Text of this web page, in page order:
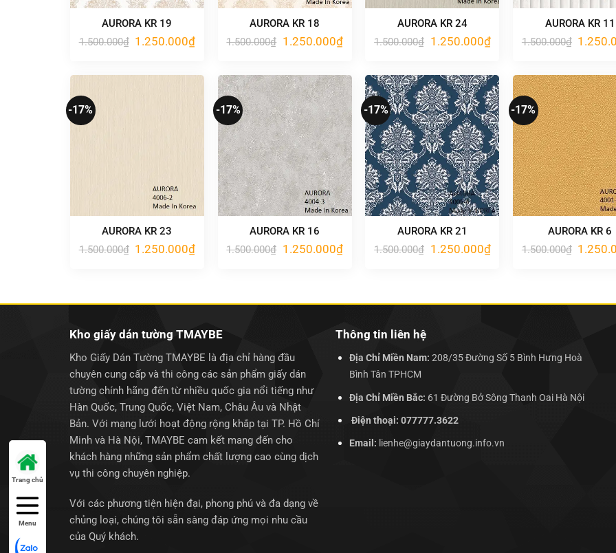
AURORA KR 19
1.500.000₫ Giá
1.250.000₫Giá
1.250.000₫.
AURORA KR 18
1.500.000₫ Giá
1.250.000₫Giá
hiện
1.250.000₫.
AURORA KR 24
1.500.000₫ Giá
1.250.000₫Giá
hiện
1.250.000₫.
AURORA KR 11
1.500.000₫ Giá
-17%
AURORA KR 23
1.500.000₫ Giá
1.250.000₫Giá
-17%
AURORA KR 16
1.500.000₫ Giá
1.250.000₫Giá
hiện
-17%
AURORA KR 21
1.500.000₫ Giá
1.250.000₫Giá
hiện
-17%
AURORA KR 6
1.500.000₫ Giá
Kho giấy dán tường TMAYBE
Kho Giấy Dán Tường TMAYBE là địa chỉ hàng đầu
chuyên cung cấp và thi công các sản phẩm giấy dán
tường chính hãng đến từ nhiều quốc gia nổi tiếng như
Hàn Quốc, Trung Quốc, Việt Nam, Châu Âu và Nhật
Bản. Với mạng lưới hoạt động rộng khắp tại TP. Hồ Chí
Minh và Hà Nội, TMAYBE cam kết mang đến cho
khách hàng những sản phẩm chất lượng cao cùng dịch
vụ thi công chuyên nghiệp.
Với các phương tiện hiện đại, phong phú và đa dạng về
chủng loại, chúng tôi sẵn sàng đáp ứng mọi nhu cầu
của Quý khách.
Thông tin liên hệ
Địa Chỉ Miền Nam: 208/35 Đường Số 5 Bình Hưng Hoà
Bình Tân TPHCM
Địa Chỉ Miền Bắc: 61 Đường Bở Sông Thanh Oai Hà Nội
Điện thoại: 077777.3622
Email: lienhe@giaydantuong.info.vn
Trang chủ
Menu